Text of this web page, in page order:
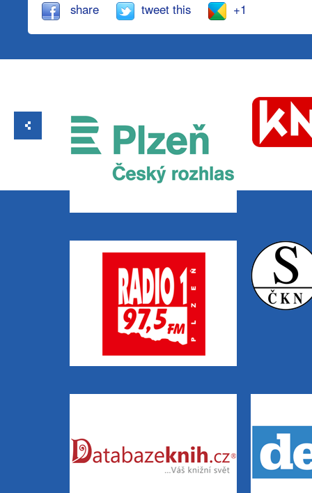
share tweet this +1